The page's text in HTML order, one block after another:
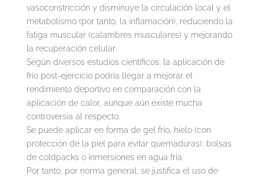
vasoconstricción y disminuye la circulación local y el
metabolismo (por tanto, la inflamación), reduciendo la
fatiga muscular (calambres musculares) y mejorando
la recuperación celular.
Según diversos estudios científicos, la aplicación de
frío post-ejercicio podría llegar a mejorar el
rendimiento deportivo en comparación con la
aplicación de calor, aunque aún existe mucha
controversia al respecto.
Se puede aplicar en forma de gel frío, hielo (con
protección de la piel para evitar quemaduras), bolsas
de coldpacks o inmersiones en agua fría.
Por tanto, por norma general, se justifica el uso de